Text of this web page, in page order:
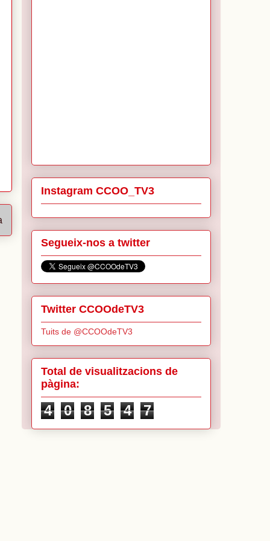
Instagram CCOO_TV3
Segueix-nos a twitter
Twitter CCOOdeTV3
Tuits de @CCOOdeTV3
Total de visualitzacions de
pàgina:
4 0 8 5 4 7